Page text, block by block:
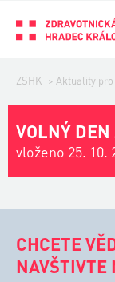
ZSHK > Aktuality
VOLNÝ DEN
vloženo 25. 10.
CHCETE
NAVŠTIVTE